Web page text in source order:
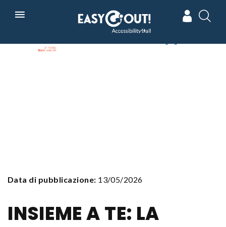
In collaborazione con Powered by
Data di pubblicazione: 13/05/2026
INSIEME A TE: LA